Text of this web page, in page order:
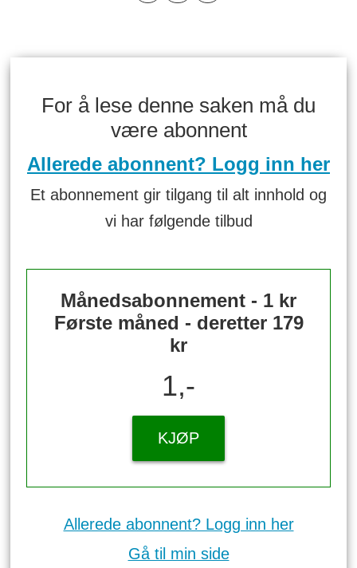
For å lese denne saken må du
være abonnent
Allerede abonnent? Logg inn her
Et abonnement gir tilgang til alt innhold og
vi har følgende tilbud
Månedsabonnement - 1 kr
Første måned - deretter 179
kr
1,-
KJØP
Allerede abonnent? Logg inn her
Gå til min side